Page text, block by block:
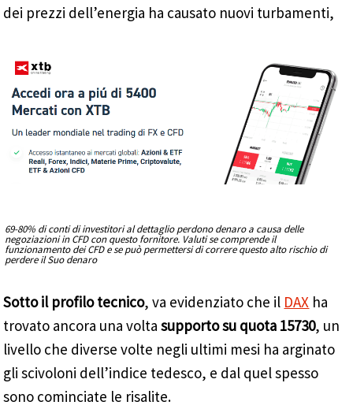
dei prezzi dell’energia ha causato nuovi turbamenti,
69-80% di conti di investitori al dettaglio perdono denaro a causa delle
negoziazioni in CFD con questo fornitore. Valuti se comprende il
funzionamento dei CFD e se può permettersi di correre questo alto rischio di
perdere il Suo denaro
Sotto il profilo tecnico, va evidenziato che il DAX ha
trovato ancora una voltasupporto su quota 15730, un
livello che diverse volte negli ultimi mesi ha arginato
gli scivoloni dell’indice tedesco, e dal quel spesso
sono cominciate le risalite.